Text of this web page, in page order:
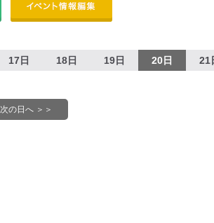
17日 18日 19日 20日 21
次の日へ ＞＞